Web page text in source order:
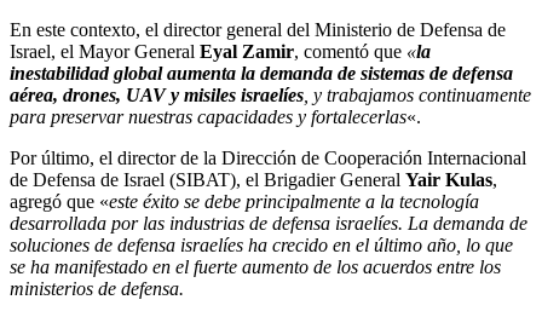
En este contexto, el director general del Ministerio de Defensa de
Israel, el Mayor General Eyal Zamir, comentó que «la
inestabilidad global aumenta la demanda de sistemas de defensa
aérea, drones, UAV y misiles israelíes , y trabajamos continuamente
para preservar nuestras capacidades y fortalecerlas«.
Por último, el director de la Dirección de Cooperación Internacional
de Defensa de Israel (SIBAT), el Brigadier General Yair Kulas,
agregó que «este éxito se debe principalmente a la tecnología
desarrollada por las industrias de defensa israelíes. La demanda de
soluciones de defensa israelíes ha crecido en el último año, lo que
se ha manifestado en el fuerte aumento de los acuerdos entre los
ministerios de defensa.